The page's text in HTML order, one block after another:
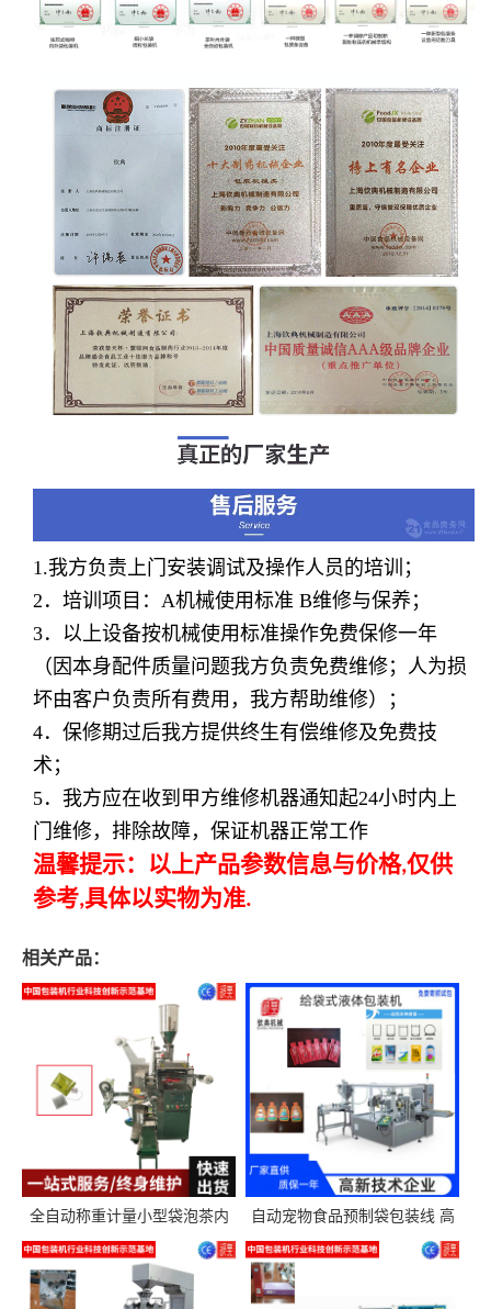
1.我方负责上门安装调试及操作人员的培训；
2 ．培训项目： A机械使用标准 B维修与保养；
3．以上设备按机械使用标准操作免费保修一年
（因本身配件质量问题我方负责免费维修；人为损
坏由客户负责所有费用，我方帮助维修）；
4．保修期过后我方提供终生有偿维修及免费技
术；
5．我方应在收到甲方维修机器通知起24小时内上
门维修，排除故障，保证机器正常工作
温馨提示：以上产品参数信息与价格,仅供
参考,具体以实物为准.
相关产品：
全自动称重计量小型袋泡茶内
外袋包装机三角包茶叶包装机
自动宠物食品预制袋包装线 高
精度称重分装给袋式包装机